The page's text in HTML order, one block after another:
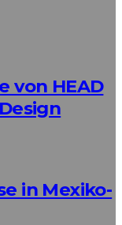
von HEAD
in Mexiko-